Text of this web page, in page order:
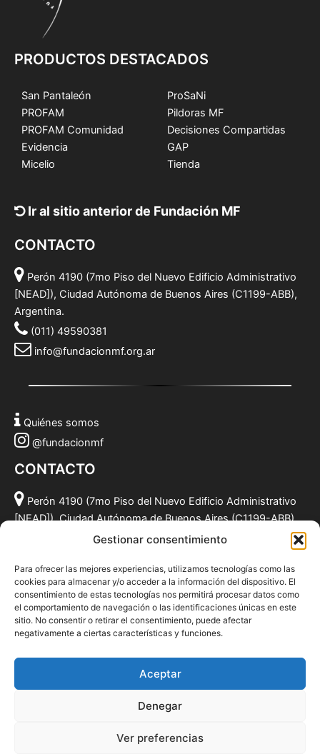
Gestionar consentimiento
Para ofrecer las mejores experiencias, utilizamos tecnologías como las
cookies para almacenar y/o acceder a la información del dispositivo. El
consentimiento de estas tecnologías nos permitirá procesar datos como
el comportamiento de navegación o las identificaciones únicas en este
sitio. No consentir o retirar el consentimiento, puede afectar
negativamente a ciertas características y funciones.
Aceptar
Denegar
Ver preferencias
PRODUCTOS DESTACADOS
San Pantaleón
PROFAM
PROFAM Comunidad
Evidencia
Micelio
ProSaNi
Pildoras MF
Decisiones Compartidas
GAP
Tienda
Ir al sitio anterior de Fundación MF
CONTACTO
Perón 4190 (7mo Piso del Nuevo Edificio Administrativo
[NEAD]), Ciudad Autónoma de Buenos Aires (C1199-ABB),
Argentina.
(011) 49590381
info@fundacionmf.org.ar
Quiénes somos
@fundacionmf
CONTACTO
Perón 4190 (7mo Piso del Nuevo Edificio Administrativo
[NEAD]), Ciudad Autónoma de Buenos Aires (C1199-ABB),
info@fundacionmf.org.ar
Politica de privacidad